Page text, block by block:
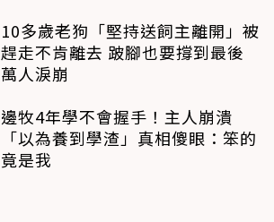
10多歲老狗「堅持送飼主離開」被
趕走不肯離去 跛腳也要撐到最後
萬人淚崩
邊牧4年學不會握手！主人崩潰
「以為養到學渣」真相傻眼：笨的
竟是我